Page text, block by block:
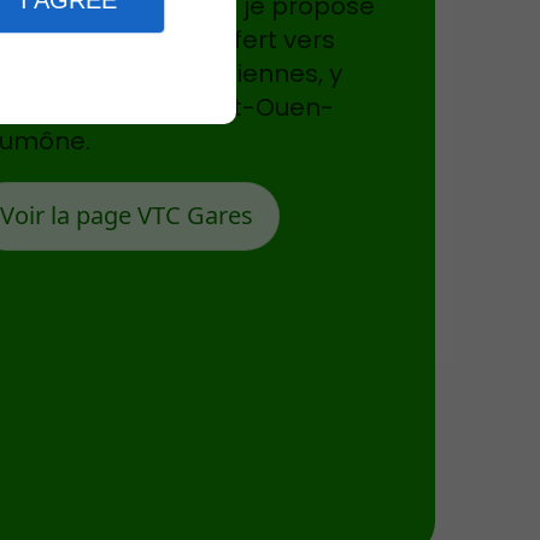
services de transfert vers
les gares parisiennes, y
celle de Saint-Ouen-
Voir la page VTC Gares